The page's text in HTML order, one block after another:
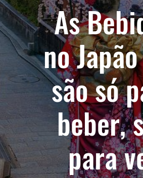
As
no
são só
beber,
para